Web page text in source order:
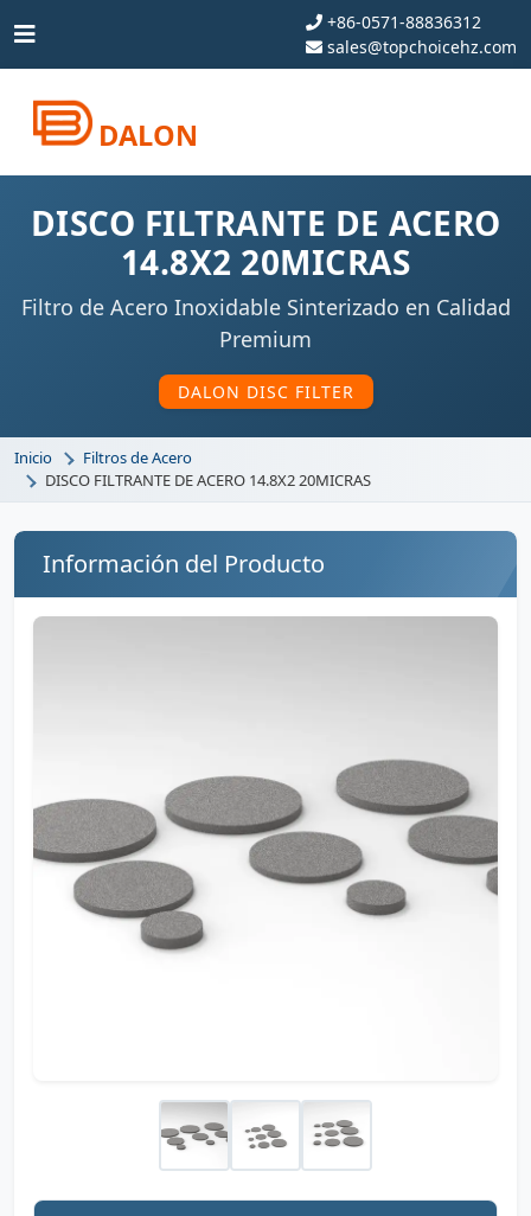
+86-0571-88836312
sales@topchoicehz.com
DALON
DISCO FILTRANTE DE ACERO
14.8X2 20MICRAS
Filtro de Acero Inoxidable Sinterizado en Calidad
Premium
DALON DISC FILTER
Inicio
Filtros de Acero
DISCO FILTRANTE DE ACERO 14.8X2 20MICRAS
Información del Producto